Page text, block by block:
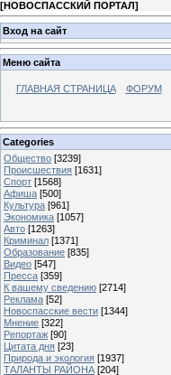
[НОВОСПАССКИЙ ПОРТАЛ]
Вход на сайт
Меню сайта
ГЛАВНАЯ СТРАНИЦА ФОРУМ
Categories
Общество [3239]
Происшествия [1631]
Спорт [1568]
Афиша [500]
Культура [961]
Экономика [1057]
Авто [1263]
Криминал [1371]
Образование [835]
Видео [547]
Пресса [359]
К вашему сведению [2714]
Реклама [52]
Новоспасские вести [1344]
Мнение [322]
Репортаж [90]
Цитата дня [23]
Природа и экология [1937]
ТАЛАНТЫ РАЙОНА [204]